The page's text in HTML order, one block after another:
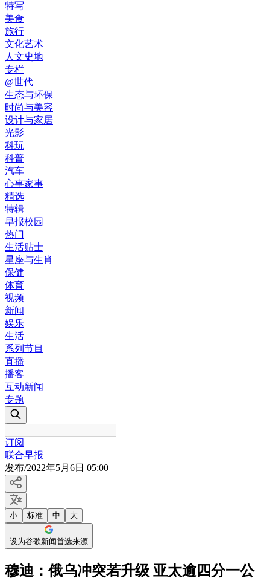
特写
美食
旅行
文化艺术
人文史地
专栏
@世代
生态与环保
时尚与美容
设计与家居
光影
科玩
科普
汽车
心事家事
精选
特辑
早报校园
热门
生活贴士
星座与生肖
保健
体育
视频
新闻
娱乐
生活
系列节目
直播
播客
互动新闻
专题
订阅
联合早报
发布/2022年5月6日 05:00
小 标准 中 大
设为谷歌新闻首选来源
穆迪：俄乌冲突若升级 亚太逾四分一公